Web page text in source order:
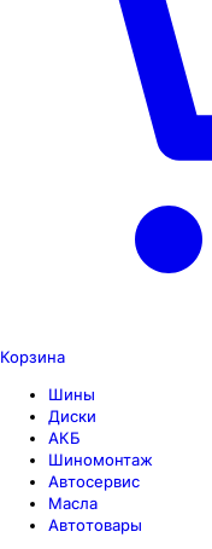
Корзина
Шины
Диски
АКБ
Шиномонтаж
Автосервис
Масла
Автотовары